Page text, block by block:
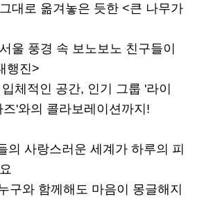
대로 옮겨놓은 듯한 <큰 나무가
울 풍경 속 보노보노 친구들이
행진>
체적인 공간, 인기 그룹 '라이
'와의 콜라보레이션까지!
의 사랑스러운 세계가 하루의 피
구와 함께해도 마음이 몽글해지